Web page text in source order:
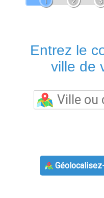
Entrez le
ville de